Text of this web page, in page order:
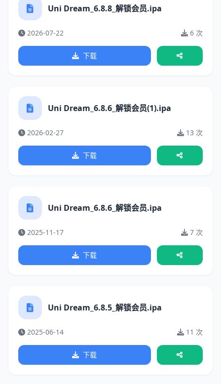
Uni Dream_6.8.8_解锁会员.ipa
2026-07-22 6 次
下载
Uni Dream_6.8.6_解锁会员(1).ipa
2026-02-27 13 次
下载
Uni Dream_6.8.6_解锁会员.ipa
2025-11-17 7 次
下载
Uni Dream_6.8.5_解锁会员.ipa
2025-06-14 11 次
下载